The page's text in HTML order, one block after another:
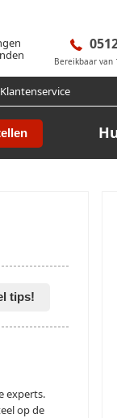
Bereikbaar van
Klantenservice
tips!
experts.
op de